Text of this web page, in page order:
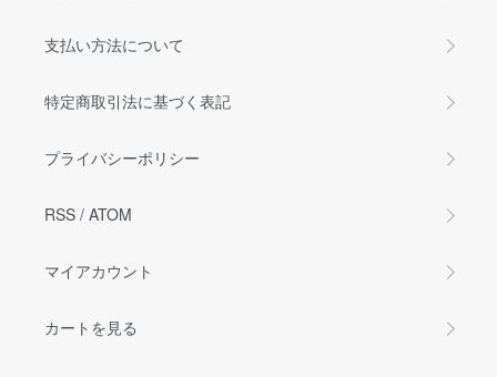
支払い方法について
特定商取引法に基づく表記
プライバシーポリシー
RSS / ATOM
マイアカウント
カートを見る